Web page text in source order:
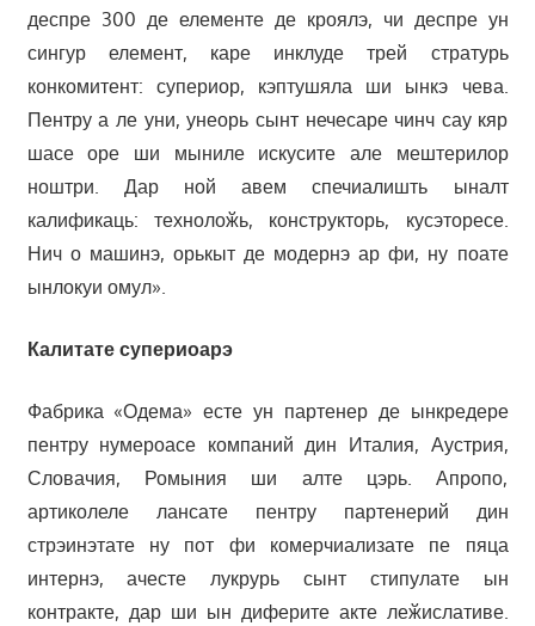
деспре 300 де елементе де кроялэ, чи деспре ун
сингур елемент, каре инклуде трей стратурь
конкомитент: супериор, кэптушяла ши ынкэ чева.
Пентру а ле уни, унеорь сынт нечесаре чинч сау кяр
шасе оре ши мыниле искусите але мештерилор
ноштри. Дар ной авем спечиалишть ыналт
калификаць: технолоӂь, конструкторь, кусэторесе.
Нич о машинэ, орькыт де модернэ ар фи, ну поате
ынлокуи омул».
Калитате супериоарэ
Фабрика «Одема» есте ун партенер де ынкредере
пентру нумероасе компаний дин Италия, Аустрия,
Словачия, Ромыния ши алте цэрь. Апропо,
артиколеле лансате пентру партенерий дин
стрэинэтате ну пот фи комерчиализате пе пяца
интернэ, ачесте лукрурь сынт стипулате ын
контракте, дар ши ын диферите акте леӂислативе.